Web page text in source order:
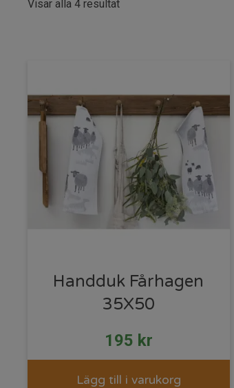
Visar alla 4 resultatSortera
Handduk Fårhagen
35X50
195 kr
Lägg till i varukorg